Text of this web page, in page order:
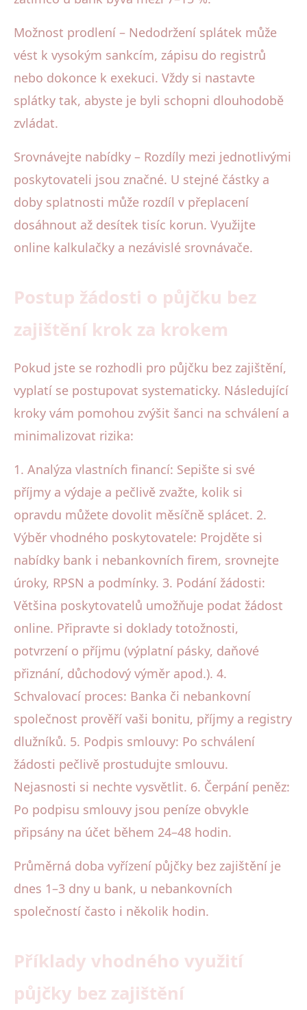
Možnost prodlení – Nedodržení splátek může
vést k vysokým sankcím, zápisu do registrů
nebo dokonce k exekuci. Vždy si nastavte
splátky tak, abyste je byli schopni dlouhodobě
zvládat.
Srovnávejte nabídky – Rozdíly mezi jednotlivými
poskytovateli jsou značné. U stejné částky a
doby splatnosti může rozdíl v přeplacení
dosáhnout až desítek tisíc korun. Využijte
online kalkulačky a nezávislé srovnávače.
Postup žádosti o půjčku bez
zajištění krok za krokem
Pokud jste se rozhodli pro půjčku bez zajištění,
vyplatí se postupovat systematicky. Následující
kroky vám pomohou zvýšit šanci na schválení a
minimalizovat rizika:
1. Analýza vlastních financí: Sepište si své
příjmy a výdaje a pečlivě zvažte, kolik si
opravdu můžete dovolit měsíčně splácet. 2.
Výběr vhodného poskytovatele: Projděte si
nabídky bank i nebankovních firem, srovnejte
úroky, RPSN a podmínky. 3. Podání žádosti:
Většina poskytovatelů umožňuje podat žádost
online. Připravte si doklady totožnosti,
potvrzení o příjmu (výplatní pásky, daňové
přiznání, důchodový výměr apod.). 4.
Schvalovací proces: Banka či nebankovní
společnost prověří vaši bonitu, příjmy a registry
dlužníků. 5. Podpis smlouvy: Po schválení
žádosti pečlivě prostudujte smlouvu.
Nejasnosti si nechte vysvětlit. 6. Čerpání peněz:
Po podpisu smlouvy jsou peníze obvykle
připsány na účet během 24–48 hodin.
Průměrná doba vyřízení půjčky bez zajištění je
dnes 1–3 dny u bank, u nebankovních
společností často i několik hodin.
Příklady vhodného využití
půjčky bez zajištění